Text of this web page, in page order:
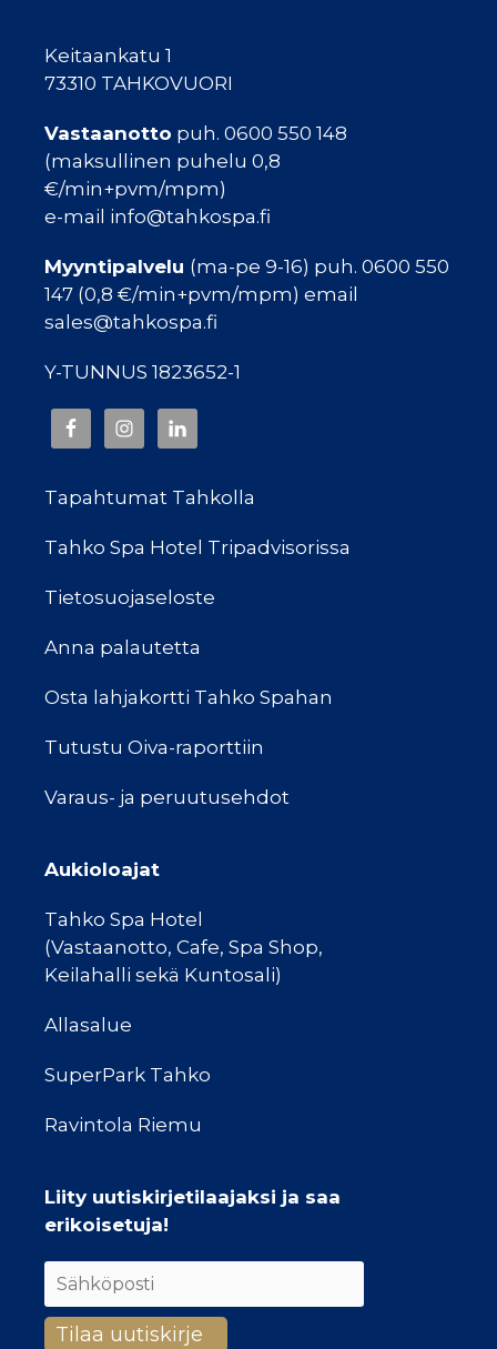
Keitaankatu 1
73310 TAHKOVUORI
Vastaanotto puh. 0600 550 148
(maksullinen puhelu 0,8
€/min+pvm/mpm)
e-mail info@tahkospa.fi
Myyntipalvelu (ma-pe 9-16) puh. 0600 550
147 (0,8 €/min+pvm/mpm) email
sales@tahkospa.fi
Y-TUNNUS 1823652-1
Tapahtumat Tahkolla
Tahko Spa Hotel Tripadvisorissa
Tietosuojaseloste
Anna palautetta
Osta lahjakortti Tahko Spahan
Tutustu Oiva-raporttiin
Varaus- ja peruutusehdot
Aukioloajat
Tahko Spa Hotel
(Vastaanotto, Cafe, Spa Shop,
Keilahalli sekä Kuntosali)
Allasalue
SuperPark Tahko
Ravintola Riemu
Liity uutiskirjetilaajaksi ja saa
erikoisetuja!